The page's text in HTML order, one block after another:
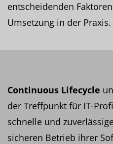
entscheidenden
Umsetzung in der Praxis.
Continuous Lifecycle
der Treffpunkt für IT-
schnelle und
sicheren Betrieb ihrer